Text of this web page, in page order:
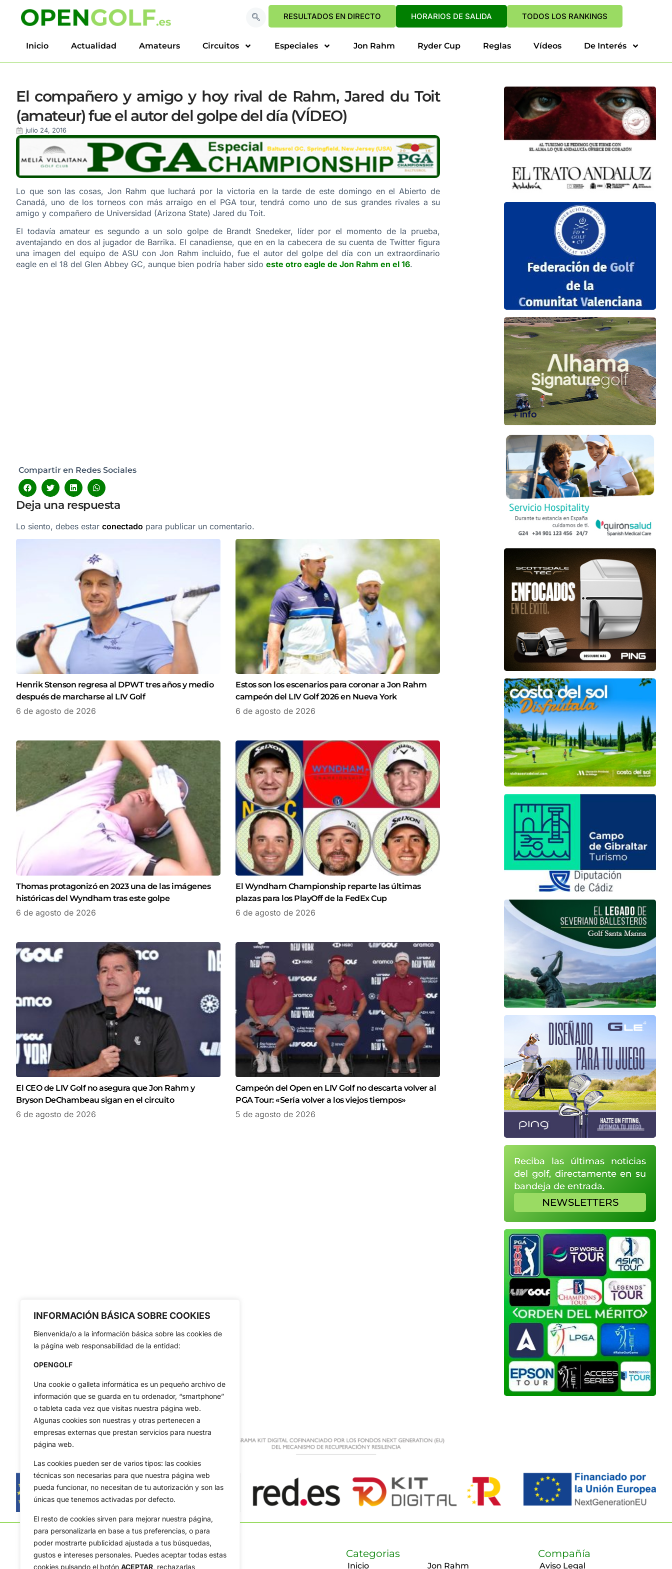
INFORMACIÓN BÁSICA SOBRE COOKIES
Bienvenida/o a la información básica sobre las cookies de
la página web responsabilidad de la entidad:
OPENGOLF
Una cookie o galleta informática es un pequeño archivo de
información que se guarda en tu ordenador, “smartphone”
o tableta cada vez que visitas nuestra página web.
Algunas cookies son nuestras y otras pertenecen a
empresas externas que prestan servicios para nuestra
página web.
Las cookies pueden ser de varios tipos: las cookies
técnicas son necesarias para que nuestra página web
pueda funcionar, no necesitan de tu autorización y son las
únicas que tenemos activadas por defecto.
El resto de cookies sirven para mejorar nuestra página,
para personalizarla en base a tus preferencias, o para
poder mostrarte publicidad ajustada a tus búsquedas,
gustos e intereses personales. Puedes aceptar todas estas
cookies pulsando el botón ACEPTAR, rechazarlas
RESULTADOS EN DIRECTO HORARIOS DE SALIDA TODOS LOS RANKINGS
Inicio Actualidad Amateurs Circuitos Especiales Jon Rahm Ryder Cup Reglas Vídeos De Interés
El compañero y amigo y hoy rival de Rahm, Jared du Toit
(amateur) fue el autor del golpe del día (VÍDEO)
julio 24, 2016
Lo que son las cosas, Jon Rahm que luchará por la victoria en la tarde de este domingo en el Abierto de
Canadá, uno de los torneos con más arraigo en el PGA tour, tendrá como uno de sus grandes rivales a su
amigo y compañero de Universidad (Arizona State) Jared du Toit.
El todavía amateur es segundo a un solo golpe de Brandt Snedeker, líder por el momento de la prueba,
aventajando en dos al jugador de Barrika. El canadiense, que en en la cabecera de su cuenta de Twitter figura
una imagen del equipo de ASU con Jon Rahm incluido, fue el autor del golpe del día con un extraordinario
eagle en el 18 del Glen Abbey GC, aunque bien podría haber sido este otro eagle de Jon Rahm en el 16.
Compartir en Redes Sociales
Deja una respuesta
Lo siento, debes estar conectado para publicar un comentario.
Henrik Stenson regresa al DPWT tres años y medio
después de marcharse al LIV Golf
6 de agosto de 2026
Estos son los escenarios para coronar a Jon Rahm
campeón del LIV Golf 2026 en Nueva York
6 de agosto de 2026
Thomas protagonizó en 2023 una de las imágenes
históricas del Wyndham tras este golpe
6 de agosto de 2026
El Wyndham Championship reparte las últimas
plazas para los PlayOff de la FedEx Cup
6 de agosto de 2026
El CEO de LIV Golf no asegura que Jon Rahm y
Bryson DeChambeau sigan en el circuito
6 de agosto de 2026
Campeón del Open en LIV Golf no descarta volver al
PGA Tour: «Sería volver a los viejos tiempos»
5 de agosto de 2026
Reciba las últimas noticias
del golf, directamente en su
bandeja de entrada.
NEWSLETTERS
Categorias
Inicio Jon Rahm
Compañía
Aviso Legal